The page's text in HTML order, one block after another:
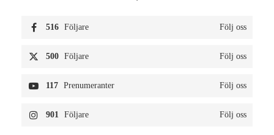
516 Följare Följ oss
500 Följare Följ oss
117 Prenumeranter Följ oss
901 Följare Följ oss